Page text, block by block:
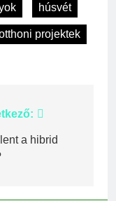
húsvét
projektek
a hibrid